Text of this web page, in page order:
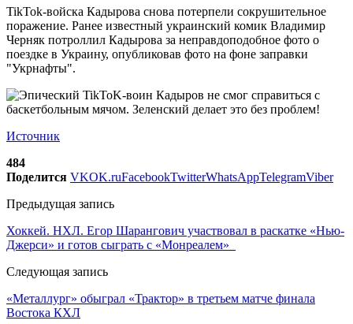
TikTok-войска Кадырова снова потерпели сокрушительное
поражение. Ранее известный украинский комик Владимир
Черняк потроллил Кадырова за неправдоподобное фото о
поездке в Украину, опубликовав фото на фоне заправки
"Укрнафты".
Источник
484
Поделится VKOK.ruFacebookTwitterWhatsAppTelegramViber
Предыдущая запись
Хоккей. НХЛ. Егор Шарангович участвовал в раскатке «Нью-
Джерси» и готов сыграть c «Монреалем»
Следующая запись
«Металлург» обыграл «Трактор» в третьем матче финала
Востока КХЛ